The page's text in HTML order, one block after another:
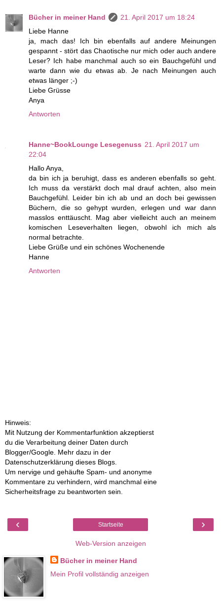
Bücher in meiner Hand
21. April 2017 um 18:24
Liebe Hanne
ja, mach das! Ich bin ebenfalls auf andere Meinungen
gespannt - stört das Chaotische nur mich oder auch andere
Leser? Ich habe manchmal auch so ein Bauchgefühl und
warte dann wie du etwas ab. Je nach Meinungen auch
etwas länger ;-)
Liebe Grüsse
Anya
Antworten
Hanne~BookLounge Lesegenuss 21. April 2017 um
22:04
Hallo Anya,
da bin ich ja beruhigt, dass es anderen ebenfalls so geht.
Ich muss da verstärkt doch mal drauf achten, also mein
Bauchgefühl. Leider bin ich ab und an doch bei gewissen
Büchern, die so gehypt wurden, erlegen und war dann
masslos enttäuscht. Mag aber vielleicht auch an meinem
komischen Leseverhalten liegen, obwohl ich mich als
normal betrachte.
Liebe Grüße und ein schönes Wochenende
Hanne
Antworten
Hinweis:
Mit Nutzung der Kommentarfunktion akzeptierst
du die Verarbeitung deiner Daten durch
Blogger/Google. Mehr dazu in der
Datenschutzerklärung dieses Blogs.
Um nervige und gehäufte Spam- und anonyme
Kommentare zu verhindern, wird manchmal eine
Sicherheitsfrage zu beantworten sein.
‹ ›
Startseite
Web-Version anzeigen
Bücher in meiner Hand
Mein Profil vollständig anzeigen